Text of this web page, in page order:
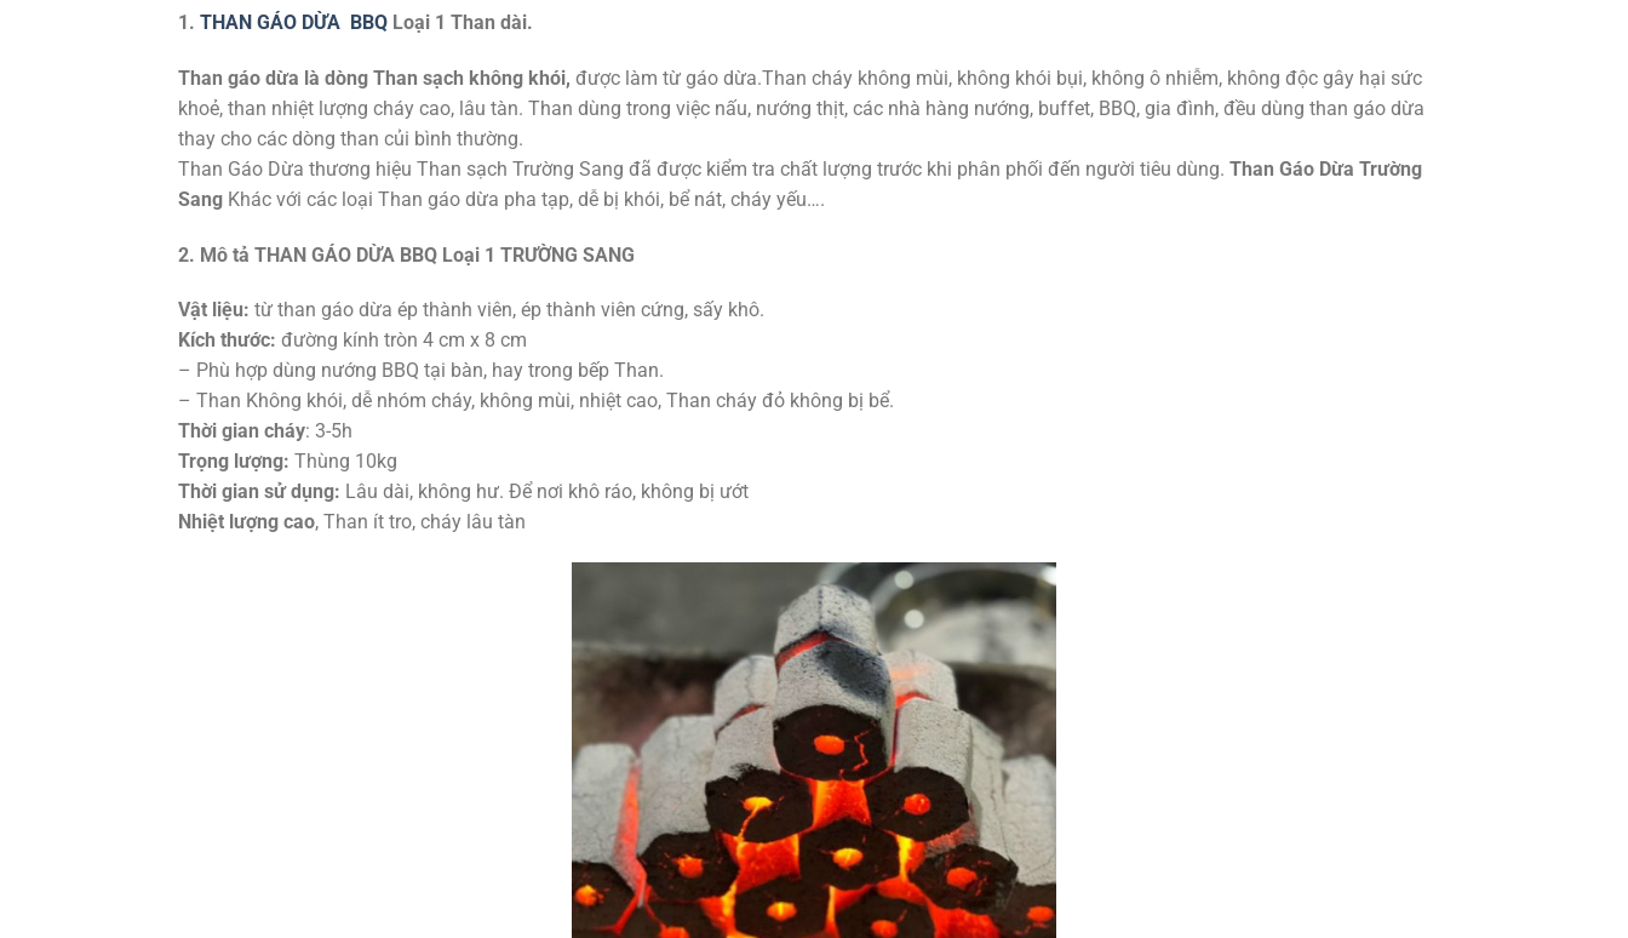
1. THAN GÁO DỪA BBQ Loại 1 Than dài.
Than gáo dừa là dòng Than sạch không khói, được làm từ gáo dừa.Than cháy không mùi, không khói bụi, không ô nhiễm, không độc gây hại sức
khoẻ, than nhiệt lượng cháy cao, lâu tàn. Than dùng trong việc nấu, nướng thịt, các nhà hàng nướng, buffet, BBQ, gia đình, đều dùng than gáo dừa
thay cho các dòng than củi bình thường.
Than Gáo Dừa thương hiệu Than sạch Trường Sang đã được kiểm tra chất lượng trước khi phân phối đến người tiêu dùng. Than Gáo Dừa Trường
Sang Khác với các loại Than gáo dừa pha tạp, dễ bị khói, bể nát, cháy yếu….
2. Mô tả THAN GÁO DỪA BBQ Loại 1 TRƯỜNG SANG
Vật liệu: từ than gáo dừa ép thành viên, ép thành viên cứng, sấy khô.
Kích thước: đường kính tròn 4 cm x 8 cm
– Phù hợp dùng nướng BBQ tại bàn, hay trong bếp Than.
– Than Không khói, dễ nhóm cháy, không mùi, nhiệt cao, Than cháy đỏ không bị bể.
Thời gian cháy: 3-5h
Trọng lượng: Thùng 10kg
Thời gian sử dụng: Lâu dài, không hư. Để nơi khô ráo, không bị ướt
Nhiệt lượng cao, Than ít tro, cháy lâu tàn